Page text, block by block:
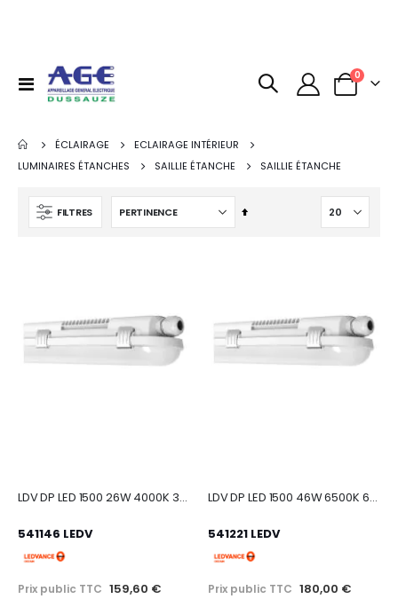
Basculer
Panier
0articles
ÉCLAIRAGE
ECLAIRAGE INTÉRIEUR
LUMINAIRES ÉTANCHES
SAILLIE ÉTANCHE SAILLIE ÉTANCHE
FILTRES
Par
LDV DP LED 1500 26W 4000K 3500lm IP65 Etanche LEDVANCE
541146 LEDV
Prix public TTC 159,60 €
LDV DP LED 1500 46W 6500K 6400lm IP65 Etanche LEDVANCE
541221 LEDV
Prix public TTC 180,00 €